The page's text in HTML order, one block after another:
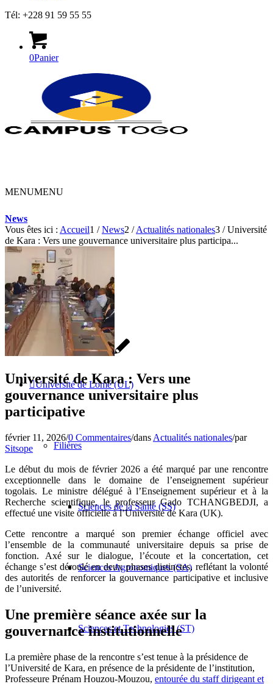
Tél: +228 91 59 55 55
0Panier
MENUMENU
Orientation
Guide des licences
Université de Lomé (UL)
Filières
Sciences de la Santé (SS)
Sciences Agronomiques (SA)
Sciences et Technologies (ST)
News
Vous êtes ici : Accueil1 / News2 / Actualités nationales3 / Université
de Kara : Vers une gouvernance universitaire plus participa...
Université de Kara : Vers une
gouvernance universitaire plus
participative
février 11, 2026/0 Commentaires/dans Actualités nationales/par
Sitsope
Le début du mois de février 2026 a été marqué par une rencontre
exceptionnelle dans le domaine de l’enseignement supérieur
togolais. Le ministre délégué à l’Enseignement supérieur et à la
Recherche scientifique, le professeur Gado TCHANGBEDJI, a
effectué une visite officielle à l’Université de Kara (UK).
Cette rencontre a marqué son premier échange officiel avec
l’ensemble de la communauté universitaire depuis sa prise de
fonction. Axé sur le dialogue, l’écoute et la concertation, cet
échange s’est déroulé en deux phases distinctes, reflétant la volonté
des autorités de renforcer la gouvernance participative et inclusive
de l’université.
Une première séance axée sur la
gouvernance institutionnelle
La première phase de la rencontre s’est tenue à la présidence de
l’Université de Kara, en présence de la présidente de l’institution,
Professeure Prénam Houzou-Mouzou, entourée du staff dirigeant et